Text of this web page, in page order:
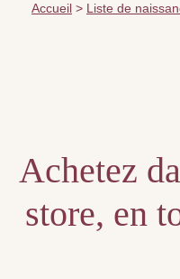
Accueil > Liste de
Achetez
store, en